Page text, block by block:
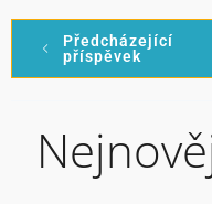
Předcházející
příspěvek